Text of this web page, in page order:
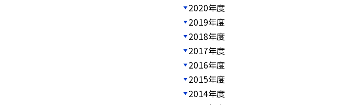
2020年度
2019年度
2018年度
2017年度
2016年度
2015年度
2014年度